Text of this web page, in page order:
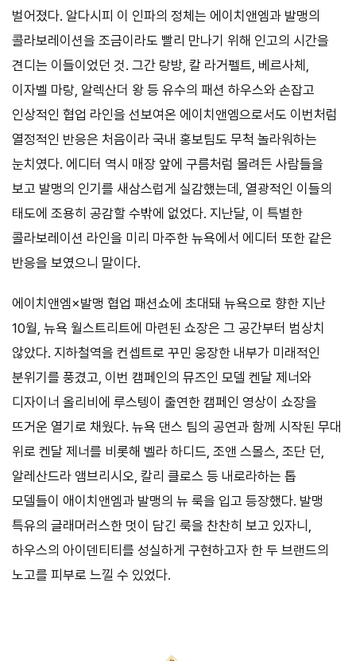
벌어졌다. 알다시피 이 인파의 정체는 에이치앤엠과 발맹의
콜라보레이션을 조금이라도 빨리 만나기 위해 인고의 시간을
견디는 이들이었던 것. 그간 랑방, 칼 라거펠트, 베르사체,
이자벨 마랑, 알렉산더 왕 등 유수의 패션 하우스와 손잡고
인상적인 협업 라인을 선보여온 에이치앤엠으로서도 이번처럼
열정적인 반응은 처음이라 국내 홍보팀도 무척 놀라워하는
눈치였다. 에디터 역시 매장 앞에 구름처럼 몰려든 사람들을
보고 발맹의 인기를 새삼스럽게 실감했는데, 열광적인 이들의
태도에 조용히 공감할 수밖에 없었다. 지난달, 이 특별한
콜라보레이션 라인을 미리 마주한 뉴욕에서 에디터 또한 같은
반응을 보였으니 말이다.
에이치앤엠×발맹 협업 패션쇼에 초대돼 뉴욕으로 향한 지난
10월, 뉴욕 월스트리트에 마련된 쇼장은 그 공간부터 범상치
않았다. 지하철역을 컨셉트로 꾸민 웅장한 내부가 미래적인
분위기를 풍겼고, 이번 캠페인의 뮤즈인 모델 켄달 제너와
디자이너 올리비에 루스텡이 출연한 캠페인 영상이 쇼장을
뜨거운 열기로 채웠다. 뉴욕 댄스 팀의 공연과 함께 시작된 무대
위로 켄달 제너를 비롯해 벨라 하디드, 조앤 스몰스, 조단 던,
알레산드라 앰브리시오, 칼리 클로스 등 내로라하는 톱
모델들이 애이치앤엠과 발맹의 뉴 룩을 입고 등장했다. 발맹
특유의 글래머러스한 멋이 담긴 룩을 찬찬히 보고 있자니,
하우스의 아이덴티티를 성실하게 구현하고자 한 두 브랜드의
노고를 피부로 느낄 수 있었다.